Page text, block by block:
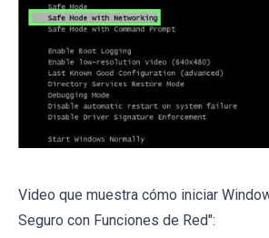
Video que muestra cómo iniciar
Seguro con Funciones de Red":